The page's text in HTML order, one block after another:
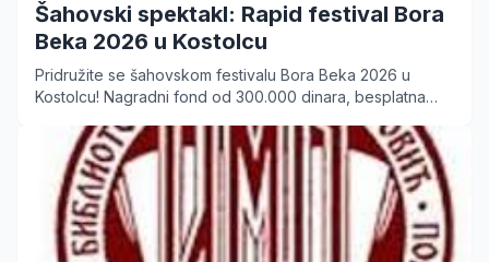
Šahovski spektakl: Rapid festival Bora
Beka 2026 u Kostolcu
Pridružite se šahovskom festivalu Bora Beka 2026 u
Kostolcu! Nagradni fond od 300.000 dinara, besplatna
vreme.